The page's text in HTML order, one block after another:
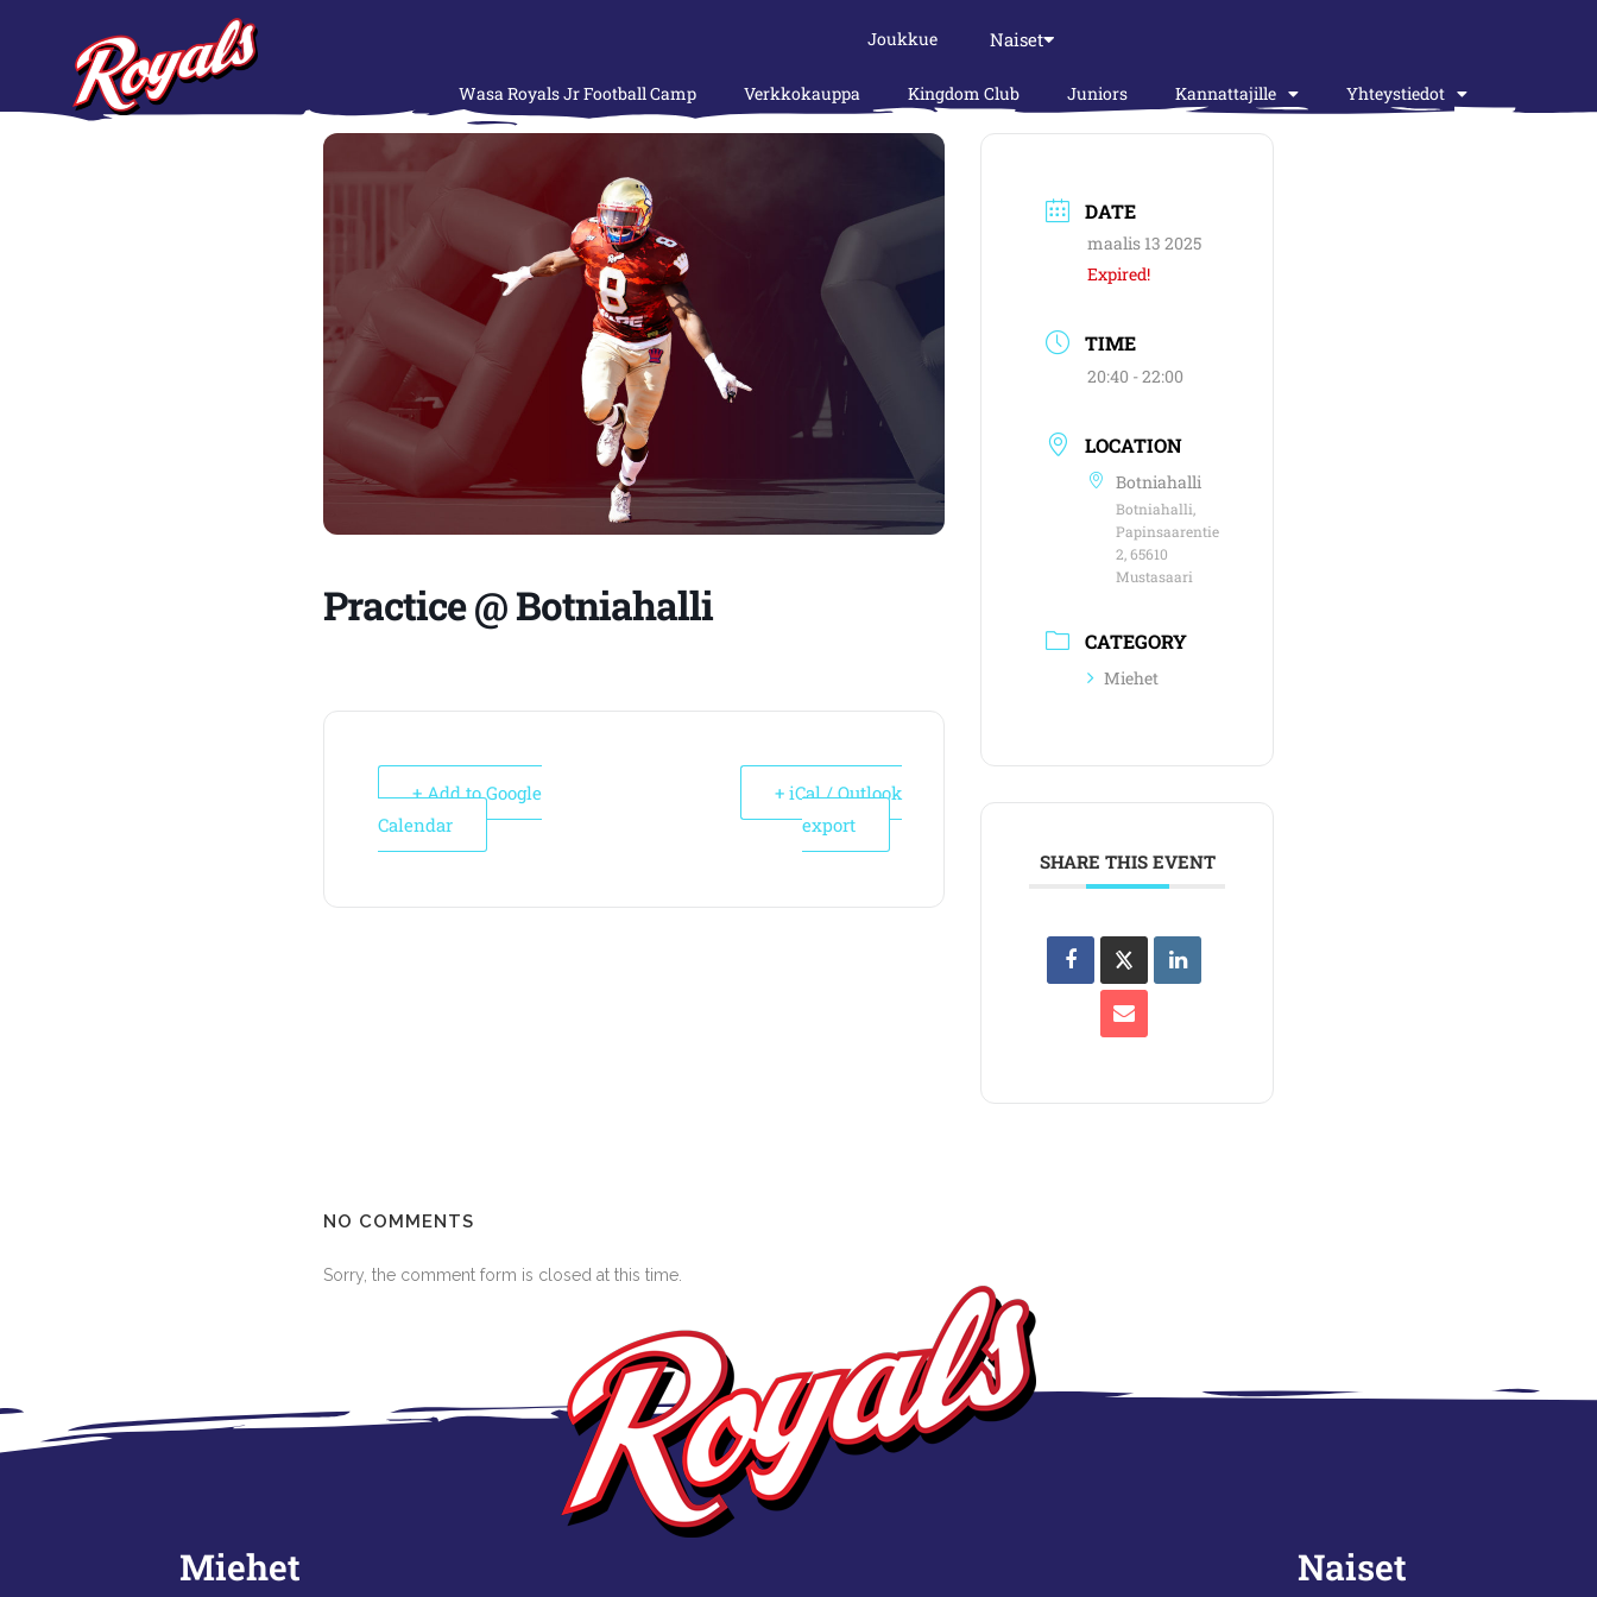
Joukkue Naiset
Wasa Royals Jr Football Camp Verkkokauppa Kingdom Club Juniors Kannattajille Yhteystiedot
Practice @ Botniahalli
+ Add to Google
Calendar
+ iCal / Outlook
export
DATE
maalis 13 2025
Expired!
TIME
20:40 - 22:00
LOCATION
Botniahalli
Botniahalli,
Papinsaarentie
2, 65610
Mustasaari
CATEGORY
Miehet
SHARE THIS EVENT
NO COMMENTS
Sorry, the comment form is closed at this time.
Miehet Naiset